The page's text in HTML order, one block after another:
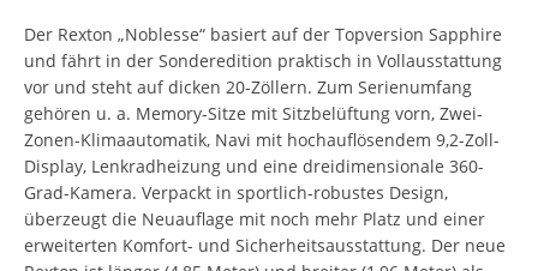
Der Rexton „Noblesse“ basiert auf der Topversion Sapphire
und fährt in der Sonderedition praktisch in Vollausstattung
vor und steht auf dicken 20-Zöllern. Zum Serienumfang
gehören u. a. Memory-Sitze mit Sitzbelüftung vorn, Zwei-
Zonen-Klimaautomatik, Navi mit hochauflösendem 9,2-Zoll-
Display, Lenkradheizung und eine dreidimensionale 360-
Grad-Kamera. Verpackt in sportlich-robustes Design,
überzeugt die Neuauflage mit noch mehr Platz und einer
erweiterten Komfort- und Sicherheitsausstattung. Der neue